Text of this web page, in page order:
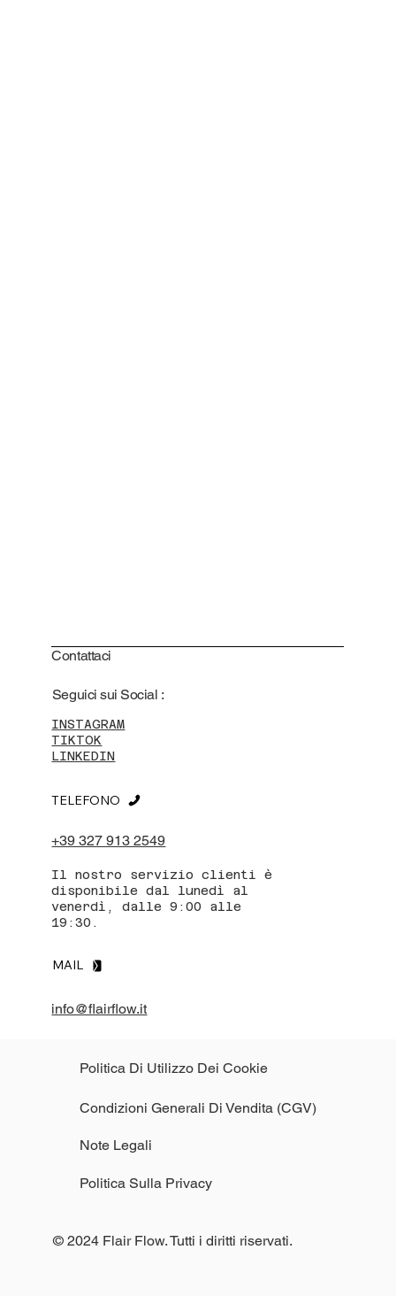
Contattaci
INSTAGRAM
TIKTOK
LINKEDIN
Seguici sui Social :
+39 327 913 2549
TELEFONO
Il nostro servizio clienti è
disponibile dal lunedì al
venerdì, dalle 9:00 alle
19:30.
info@flairflow.it
MAIL
Politica Di Utilizzo Dei Cookie
Condizioni Generali Di Vendita (CGV)
Note Legali
Politica Sulla Privacy
© 2024 Flair Flow. Tutti i diritti riservati.